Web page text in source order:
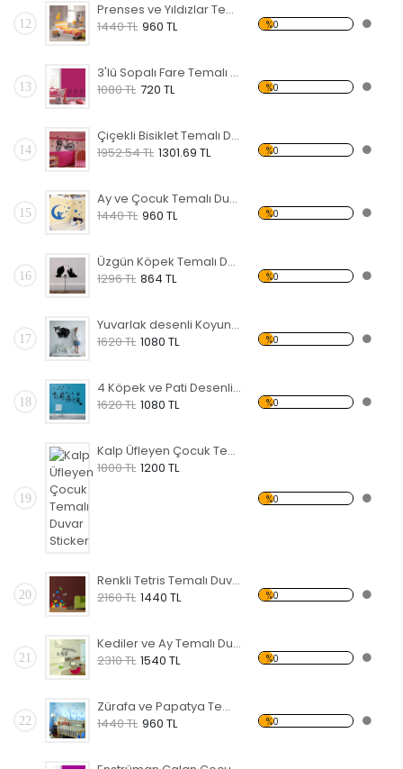
12
Prenses ve Yıldızlar Temalı Duvar Sticker
1440 TL 960 TL %0
13
3'lü Sopalı Fare Temalı Duvar Sticker
1080 TL 720 TL %0
14
Çiçekli Bisiklet Temalı Duvar Sticker
1952.54 TL 1301.69 TL %0
15
Ay ve Çocuk Temalı Duvar Sticker
1440 TL 960 TL %0
16
Üzgün Köpek Temalı Duvar Sticker
1296 TL 864 TL %0
17
Yuvarlak desenli Koyun Temalı Duvar Sticker
1620 TL 1080 TL %0
18
4 Köpek ve Pati Desenli Temalı Duvar Sticker
1620 TL 1080 TL %0
19
Kalp Üfleyen Çocuk Temalı Duvar Sticker
1800 TL 1200 TL
%0
20
Renkli Tetris Temalı Duvar Sticker
2160 TL 1440 TL %0
21
Kediler ve Ay Temalı Duvar Sticker
2310 TL 1540 TL %0
22
Zürafa ve Papatya Temalı Duvar Sticker
1440 TL 960 TL %0